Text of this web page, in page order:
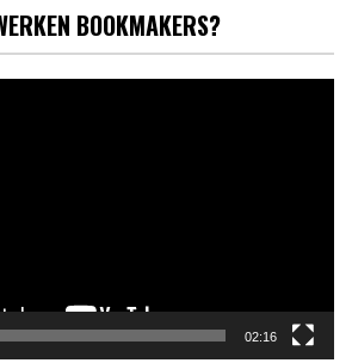
BOOKMAKERS?
02:16